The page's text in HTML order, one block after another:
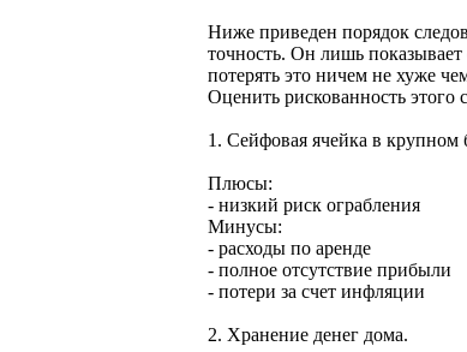
Ниже приведен порядок
точность. Он лишь
потерять это ничем не хуже
Оценить рискованность этого
1. Сейфовая ячейка в крупном
Плюсы:
- низкий риск ограбления
Минусы:
- расходы по аренде
- полное отсутствие прибыли
- потери за счет инфляции
2. Хранение денег дома.